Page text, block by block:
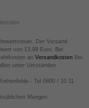
Der Versand
von 13,99 Euro. Bei
an VersandkostenBei
unter Umständen
- Tel 0800 / 10 11
Mengen.